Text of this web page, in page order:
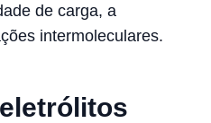
de carga, a
intermoleculares.